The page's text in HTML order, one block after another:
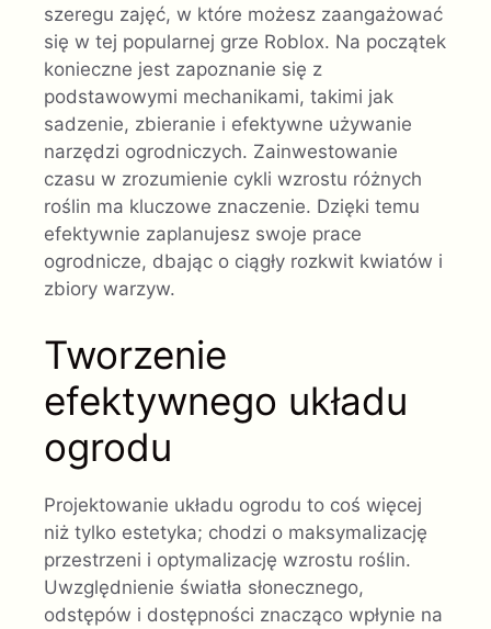
szeregu zajęć, w które możesz zaangażować
się w tej popularnej grze Roblox. Na początek
konieczne jest zapoznanie się z
podstawowymi mechanikami, takimi jak
sadzenie, zbieranie i efektywne używanie
narzędzi ogrodniczych. Zainwestowanie
czasu w zrozumienie cykli wzrostu różnych
roślin ma kluczowe znaczenie. Dzięki temu
efektywnie zaplanujesz swoje prace
ogrodnicze, dbając o ciągły rozkwit kwiatów i
zbiory warzyw.
Tworzenie
efektywnego układu
ogrodu
Projektowanie układu ogrodu to coś więcej
niż tylko estetyka; chodzi o maksymalizację
przestrzeni i optymalizację wzrostu roślin.
Uwzględnienie światła słonecznego,
odstępów i dostępności znacząco wpłynie na